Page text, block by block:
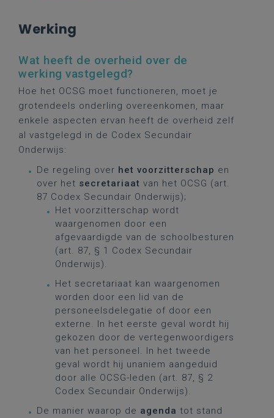
Werking
Wat heeft de overheid over de
werking vastgelegd?
Hoe het OCSG moet functioneren, moet je
grotendeels onderling overeenkomen, maar
enkele aspecten ervan heeft de overheid zelf
al vastgelegd in de Codex Secundair
Onderwijs:
De regeling over het voorzitterschap en
over het secretariaat van het OCSG (art.
87 Codex Secundair Onderwijs);
Het voorzitterschap wordt
waargenomen door een
afgevaardigde van de schoolbesturen
(art. 87, § 1 Codex Secundair
Onderwijs).
Het secretariaat kan waargenomen
worden door een lid van de
personeelsdelegatie of door een
externe. In het eerste geval wordt hij
gekozen door de vertegenwoordigers
van het personeel. In het tweede
geval wordt hij unaniem aangeduid
door alle OCSG-leden (art. 87, § 2
Codex Secundair Onderwijs).
De manier waarop de agenda tot stand